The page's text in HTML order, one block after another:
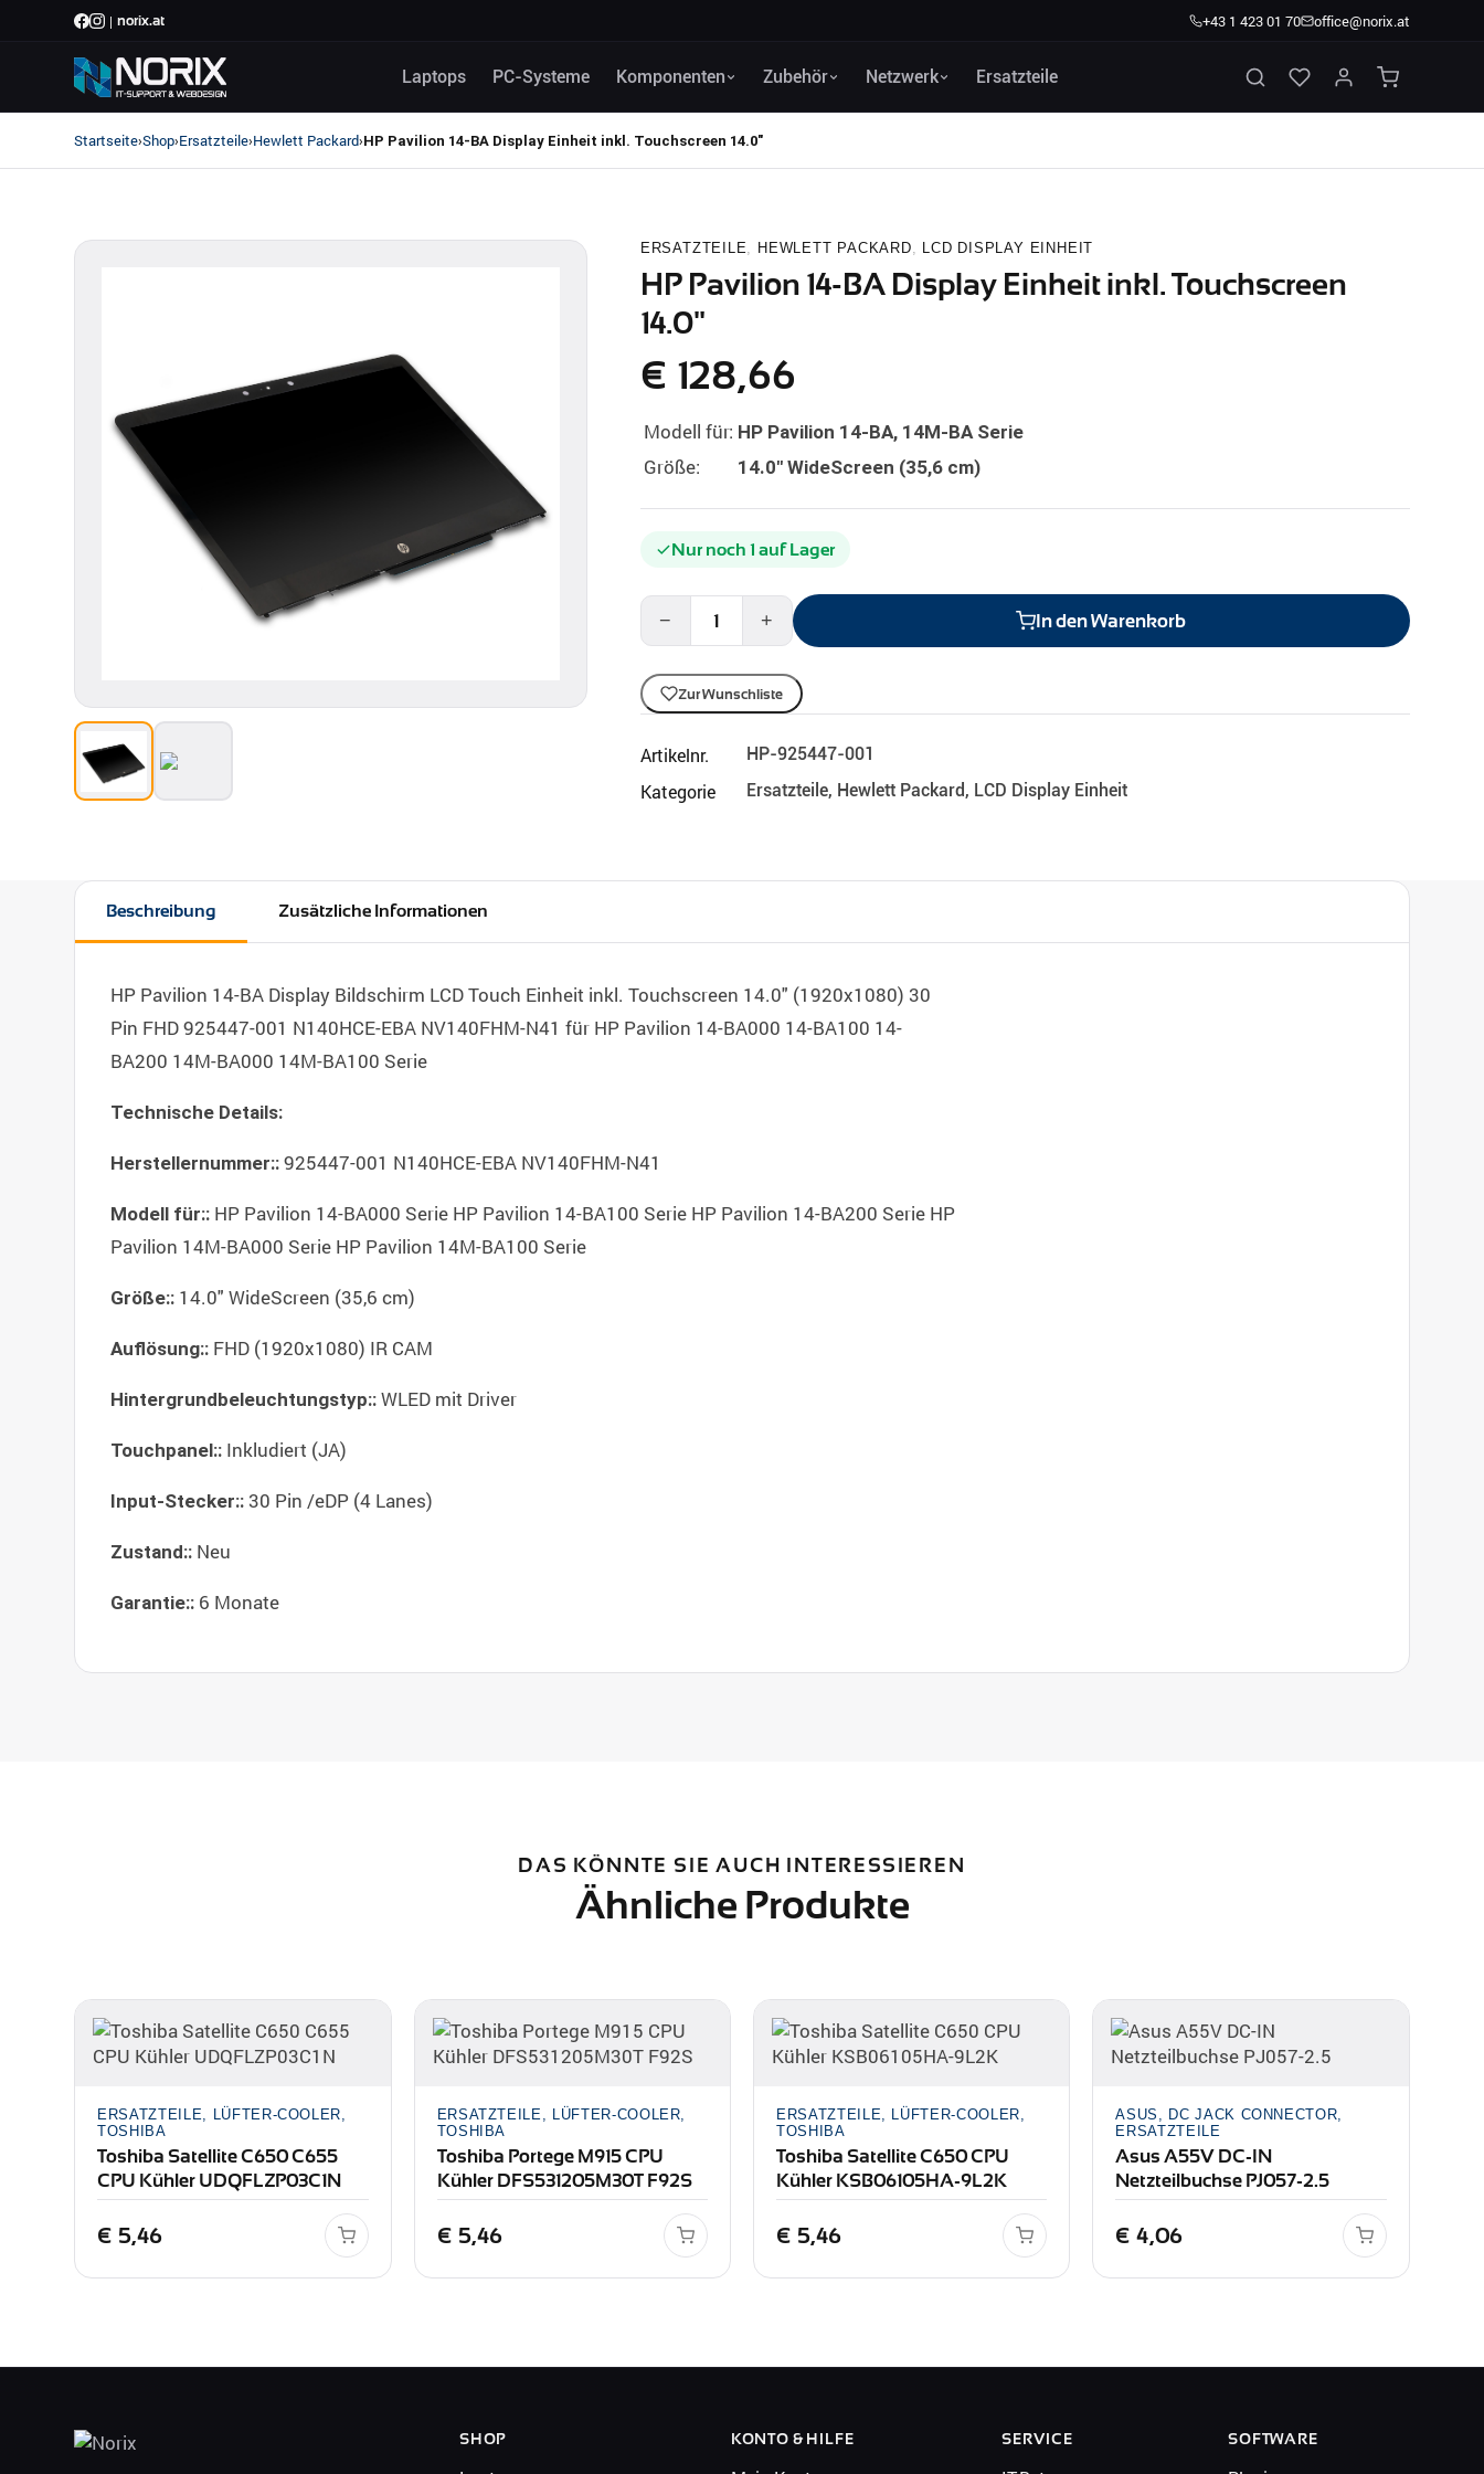
| norix.at +43 1 423 01 70 office@norix.at
Laptops PC-Systeme Komponenten Zubehör Netzwerk Ersatzteile
Startseite›Shop›Ersatzteile›Hewlett Packard›HP Pavilion 14-BA Display Einheit inkl. Touchscreen 14.0"
ERSATZTEILE, HEWLETT PACKARD, LCD DISPLAY EINHEIT
HP Pavilion 14-BA Display Einheit inkl. Touchscreen
14.0"
€ 128,66
Modell für: HP Pavilion 14-BA, 14M-BA Serie
Größe: 14.0" WideScreen (35,6 cm)
Nur noch 1 auf Lager
− + In den Warenkorb
Zur Wunschliste
Artikelnr. HP-925447-001
Kategorie Ersatzteile, Hewlett Packard, LCD Display Einheit
Beschreibung Zusätzliche Informationen
HP Pavilion 14-BA Display Bildschirm LCD Touch Einheit inkl. Touchscreen 14.0" (1920x1080) 30
Pin FHD 925447-001 N140HCE-EBA NV140FHM-N41 für HP Pavilion 14-BA000 14-BA100 14-
BA200 14M-BA000 14M-BA100 Serie
Technische Details:
Herstellernummer:: 925447-001 N140HCE-EBA NV140FHM-N41
Modell für:: HP Pavilion 14-BA000 Serie HP Pavilion 14-BA100 Serie HP Pavilion 14-BA200 Serie HP
Pavilion 14M-BA000 Serie HP Pavilion 14M-BA100 Serie
Größe:: 14.0" WideScreen (35,6 cm)
Auflösung:: FHD (1920x1080) IR CAM
Hintergrundbeleuchtungstyp:: WLED mit Driver
Touchpanel:: Inkludiert (JA)
Input-Stecker:: 30 Pin /eDP (4 Lanes)
Zustand:: Neu
Garantie:: 6 Monate
DAS KÖNNTE SIE AUCH INTERESSIEREN
Ähnliche Produkte
ERSATZTEILE, LÜFTER-COOLER,
TOSHIBA
Toshiba Satellite C650 C655
CPU Kühler UDQFLZP03C1N
€ 5,46
ERSATZTEILE, LÜFTER-COOLER,
TOSHIBA
Toshiba Portege M915 CPU
Kühler DFS531205M30T F92S
€ 5,46
ERSATZTEILE, LÜFTER-COOLER,
TOSHIBA
Toshiba Satellite C650 CPU
Kühler KSB06105HA-9L2K
€ 5,46
ASUS, DC JACK CONNECTOR,
ERSATZTEILE
Asus A55V DC-IN
Netzteilbuchse PJ057-2.5
€ 4,06
SHOP KONTO & HILFE SERVICE SOFTWARE